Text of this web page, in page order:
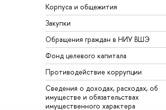
Корпуса и общежития
Закупки
Обращения граждан в НИУ ВШЭ
Фонд целевого капитала
Противодействие коррупции
Сведения о доходах, расходах, об
имуществе и обязательствах
имущественного характера